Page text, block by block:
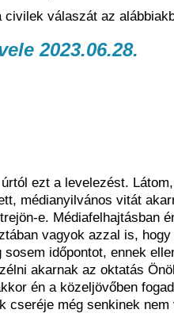
civilek válaszát az
2023.06.28.
ezt a levelezést.
médianyilvános vitát
e. Médiafelhajtásban
vagyok azzal is,
időpontot, ennek
akarnak az oktatás
én a közeljövőben
cseréje még senkinek